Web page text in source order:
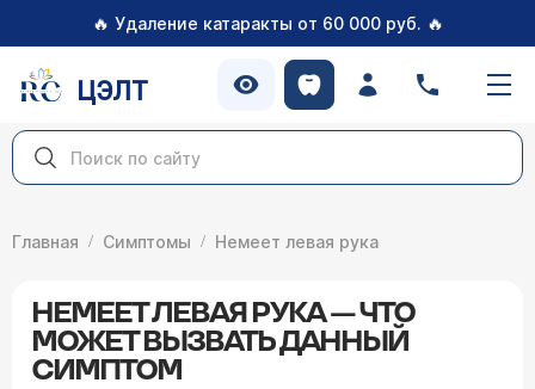
🔥 Удаление катаракты от 60 000 руб. 🔥
ЦЭЛТ
Главная Симптомы Немеет левая рука
НЕМЕЕТ ЛЕВАЯ РУКА — ЧТО
МОЖЕТ ВЫЗВАТЬ ДАННЫЙ
СИМПТОМ